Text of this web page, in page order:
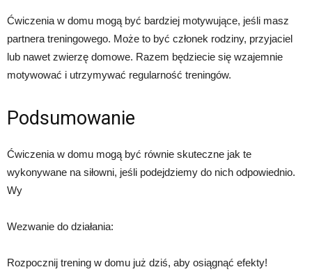
Ćwiczenia w domu mogą być bardziej motywujące, jeśli masz
partnera treningowego. Może to być członek rodziny, przyjaciel
lub nawet zwierzę domowe. Razem będziecie się wzajemnie
motywować i utrzymywać regularność treningów.
Podsumowanie
Ćwiczenia w domu mogą być równie skuteczne jak te
wykonywane na siłowni, jeśli podejdziemy do nich odpowiednio.
Wy
Wezwanie do działania:
Rozpocznij trening w domu już dziś, aby osiągnąć efekty!